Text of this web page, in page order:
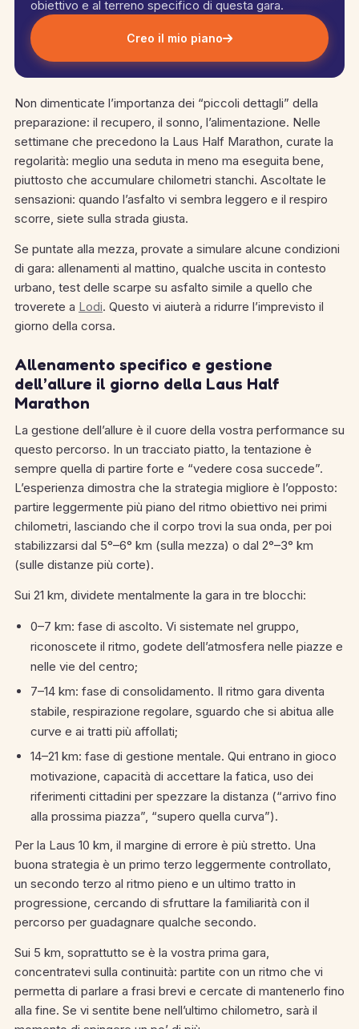
obiettivo e al terreno specifico di questa gara.
Creo il mio piano
Non dimenticate l’importanza dei “piccoli dettagli” della
preparazione: il recupero, il sonno, l’alimentazione. Nelle
settimane che precedono la Laus Half Marathon, curate la
regolarità: meglio una seduta in meno ma eseguita bene,
piuttosto che accumulare chilometri stanchi. Ascoltate le
sensazioni: quando l’asfalto vi sembra leggero e il respiro
scorre, siete sulla strada giusta.
Se puntate alla mezza, provate a simulare alcune condizioni
di gara: allenamenti al mattino, qualche uscita in contesto
urbano, test delle scarpe su asfalto simile a quello che
troverete a Lodi. Questo vi aiuterà a ridurre l’imprevisto il
giorno della corsa.
Allenamento specifico e gestione
dell’allure il giorno della Laus Half
Marathon
La gestione dell’allure è il cuore della vostra performance su
questo percorso. In un tracciato piatto, la tentazione è
sempre quella di partire forte e “vedere cosa succede”.
L’esperienza dimostra che la strategia migliore è l’opposto:
partire leggermente più piano del ritmo obiettivo nei primi
chilometri, lasciando che il corpo trovi la sua onda, per poi
stabilizzarsi dal 5°–6° km (sulla mezza) o dal 2°–3° km
(sulle distanze più corte).
Sui 21 km, dividete mentalmente la gara in tre blocchi:
0–7 km: fase di ascolto. Vi sistemate nel gruppo,
riconoscete il ritmo, godete dell’atmosfera nelle piazze e
nelle vie del centro;
7–14 km: fase di consolidamento. Il ritmo gara diventa
stabile, respirazione regolare, sguardo che si abitua alle
curve e ai tratti più affollati;
14–21 km: fase di gestione mentale. Qui entrano in gioco
motivazione, capacità di accettare la fatica, uso dei
riferimenti cittadini per spezzare la distanza (“arrivo fino
alla prossima piazza”, “supero quella curva”).
Per la Laus 10 km, il margine di errore è più stretto. Una
buona strategia è un primo terzo leggermente controllato,
un secondo terzo al ritmo pieno e un ultimo tratto in
progressione, cercando di sfruttare la familiarità con il
percorso per guadagnare qualche secondo.
Sui 5 km, soprattutto se è la vostra prima gara,
concentratevi sulla continuità: partite con un ritmo che vi
permetta di parlare a frasi brevi e cercate di mantenerlo fino
alla fine. Se vi sentite bene nell’ultimo chilometro, sarà il